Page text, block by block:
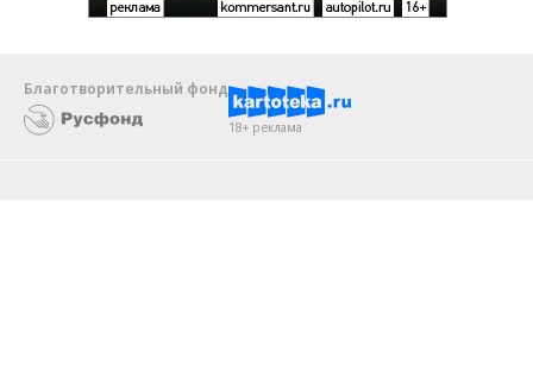
Благотворительный фонд
18+ реклама